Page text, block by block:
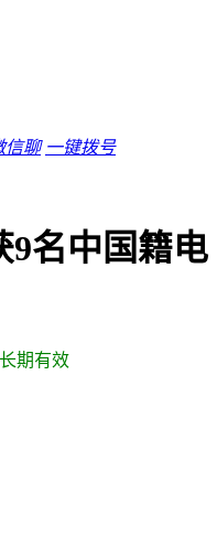
信聊 一键拨号
9名中国籍电
长期有效